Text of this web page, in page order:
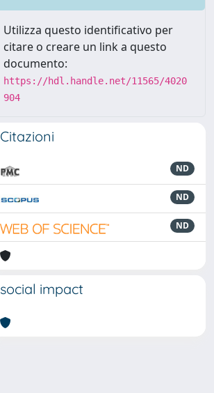
Utilizza questo identificativo per
citare o creare un link a questo
documento:
https://hdl.handle.net/11565/4020
904
Citazioni
ND
ND
ND
social impact